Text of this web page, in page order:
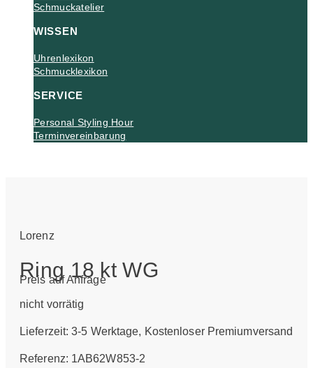
Schmuckatelier
WISSEN
Uhrenlexikon
Schmucklexikon
SERVICE
Personal Styling Hour
Terminvereinbarung
Lorenz
Ring 18 kt WG
Preis auf Anfrage
nicht vorrätig
Lieferzeit:3-5 Werktage, Kostenloser Premiumversand
Referenz: 1AB62W853-2